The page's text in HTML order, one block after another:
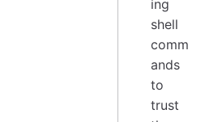
ing
shell
comm
ands
to
trust